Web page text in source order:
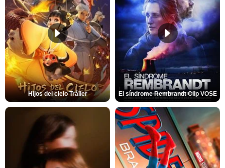
Hijos del cielo Tráiler El síndrome Rembrandt Clip VOSE